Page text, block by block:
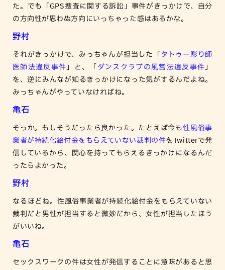
た。でも「GPS捜査に関する訴訟」事件がきっかけで、自分
の方向性が思わぬ方向にいっちゃった感はあるかな。
野村
それがきっかけで、みっちゃんが担当した「タトゥー彫り師
医師法違反事件」と、「ダンスクラブの風営法違反事件」
を、逆にみんなが知るきっかけになった気がするんだよね。
みっちゃんがやっていなければね。
亀石
そっか。もしそうだったら良かった。たとえば今も性風俗事
業者が持続化給付金をもらえていない裁判の件をTwitterで発
信しているから、関心を持ってもらえるきっかけになるんだ
ったらよかった。
野村
なるほどね。性風俗事業者が持続化給付金をもらえていない
裁判だと男性が担当すると微妙だから、女性が担当したほう
がいいね。
亀石
セックスワークの件は女性が発信することに意味があると思